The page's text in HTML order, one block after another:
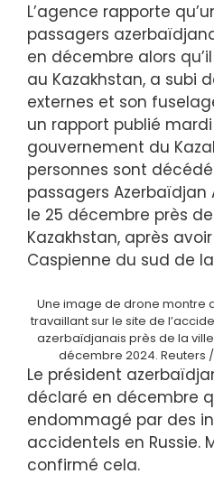
L’agence rapporte
passagers
en décembre alors
au Kazakhstan, a subi
externes et son
un rapport publié
gouvernement du
personnes sont
passagers Azerbaïdjan
le 25 décembre près
Kazakhstan, après
Caspienne du sud de la
Une image de drone montre
travaillant sur le site de
azerbaïdjanais près de la ville
décembre 2024. Reuters
Le président
déclaré en décembre
endommagé par des
accidentels en Russie.
confirmé cela.